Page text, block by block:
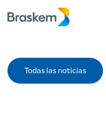
Todas las noticias